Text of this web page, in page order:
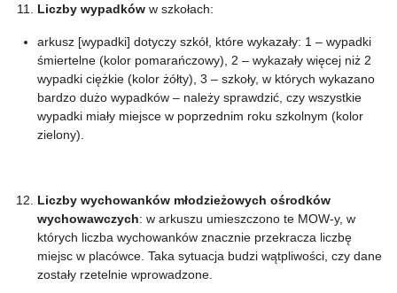
Liczby wypadków w szkołach:
arkusz [wypadki] dotyczy szkół, które wykazały: 1 – wypadki
śmiertelne (kolor pomarańczowy), 2 – wykazały więcej niż 2
wypadki ciężkie (kolor żółty), 3 – szkoły, w których wykazano
bardzo dużo wypadków – należy sprawdzić, czy wszystkie
wypadki miały miejsce w poprzednim roku szkolnym (kolor
zielony).
Liczby wychowanków młodzieżowych ośrodków
wychowawczych: w arkuszu umieszczono te MOW-y, w
których liczba wychowanków znacznie przekracza liczbę
miejsc w placówce. Taka sytuacja budzi wątpliwości, czy dane
zostały rzetelnie wprowadzone.